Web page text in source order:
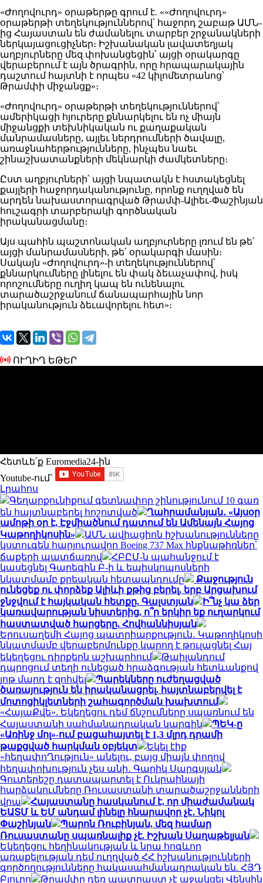
«Ժողովուրդ» օրաթերթը գրում է. ««Ժողովուրդ»
օրաթերթի տեղեկություններով՝ հաջորդ շաբաթ ԱՄՆ-
ից Հայաստան են ժամանելու տարբեր շրջանակների
ներկայացուցիչներ։ Իշխանական լավատեղյակ
աղբյուրները մեզ փոխանցեցին՝ այցի օրակարգը
վերաբերում է այն ծրագրին, որը հրապարակային
դաշտում հայտնի է որպես «42 կիլոմետրանոց՝
Թրամփի միջանցք»։
«Ժողովուրդ» օրաթերթի տեղեկություններով՝
ամերիկացի հյուրերը քննարկելու են ոչ միայն
միջանցքի տեխնիկական ու քաղաքական
մանրամասները, այլեւ ներդրումների ծավալը,
առաջնահերթությունները, ինչպես նաեւ
շինաշխատանքների մեկնարկի ժամկետները։
Ըստ աղբյուրների՝ այցի նպատակն է հստակեցնել
քայլերի հաջորդականությունը, որոնք ուղղված են
արդեն նախաստորագրված Թրամփ-Ալիեւ-Փաշինյան
հուշագրի տարբերակի գործնական
իրականացմանը։
Այս պահին պաշտոնական աղբյուրները լռում են թե՛
այցի մանրամասների, թե՛ օրակարգի մասին։
Սակայն «Ժողովուրդ»-ի տեղեկություններով՝
քննարկումները լինելու են փակ ձեւաչափով, իսկ
որոշումները ուղիղ կապ են ունենալու
տարածաշրջանում ճանապարհային նոր
իրականություն ձեւավորելու հետ»։
ՈՒՂԻՂ ԵԹԵՐ
Հետևե՛ք Euromedia24-ին
Youtube-ում`
Լրահոս
Գեղարքունիքում գետնափոր շինությունում 10 գառ
են հայտնաբերել հոշոտված
Ղահրամանյան․ «Այսօր
ամոթի օր է, Էջմիածնում դատում են Ամենայն Հայոց
Կաթողիկոսին»
ԱՄՆ ավիացիոն իշխանությունները
կստուգեն հարյուրավոր Boeing 737 Max ինքնաթիռներ՝
ճաքերի պատճառով
ՀԲԸՄ-ն պահանջում է
կասեցնել Գարեգին Բ-ի և եպիսկոպոսների
նկատմամբ քրեական հետապնդումը
Քաջություն
ունեցեք ու փորձեք Ալիևի քթից բերել, երբ Արցախում
ջնջվում է հայկական հետքը. Գալստյան
Ի՞նչ կա ձեր
կառավարության նիստերից, ո՞ր երկիր եք ուղարկում
հաստատված հարցերը. Հովհաննիսյան
Երուսաղեմի Հայոց պատրիարքություն․ Կաթողիկոսի
նկատմամբ վերաբերմունքը կարող է թուլացնել Հայ
եկեղեցու դիրքերն աշխարհում
Թաիլանդում
դպրոցում տեղի ունեցած հրաձգության հետևանքով
յոթ մարդ է զոհվել
Պարեկները ուժեղացված
ծառայություն են իրականացրել. հայտնաբերվել է
մոտոցիկլետների շահագործման խախտում
«ՀայաՔվե». Եկեղեցու դեմ ճնշումները սպառնում են
Հայաստանի սահմանադրական կարգին
ՊԵԿ-ը
«Առինջ մոլ»-ում բացահայտել է 1,3 մլրդ դրամի
թաքցված հարկման օբյեկտ
Եկել էիք
«հեղափոՂություն» անելու, բայց միայն փողով
հեղափոխություն չես անի․ Գարիկ Սարգսյան
Գուտերեշը դատապարտել է Ուկրաինայի
հարձակումները Ռուսաստանի տարածաշրջանների
վրա
Հայաստանը հասկանում է, որ միաժամանակ
ԵԱՏՄ և ԵՄ անդամ լինելը հնարավոր չէ․ Նիկոլ
Փաշինյան
Պարոն Ռուբինյան, մեզ համար
Ռուսաստանը սպառնալիք չէ. Իշխան Սաղաթելյան
Եկեղեցու հեղինակության և նրա հոգևոր
առաքելության դեմ ուղղված ՀՀ իշխանությունների
գործողությունները հակասահմանադրական են. ՀՅԴ
Բյուրո
Թրամփը դեռ պատրաստ չէ աջակցել Վենսին